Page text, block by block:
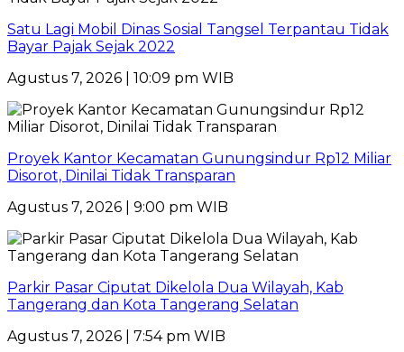
Satu Lagi Mobil Dinas Sosial Tangsel Terpantau Tidak
Bayar Pajak Sejak 2022
Agustus 7, 2026 | 10:09 pm WIB
Proyek Kantor Kecamatan Gunungsindur Rp12 Miliar
Disorot, Dinilai Tidak Transparan
Agustus 7, 2026 | 9:00 pm WIB
Parkir Pasar Ciputat Dikelola Dua Wilayah, Kab
Tangerang dan Kota Tangerang Selatan
Agustus 7, 2026 | 7:54 pm WIB